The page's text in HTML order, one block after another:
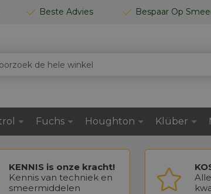
Beste Advies Bespaar Op
Fuchs Houghton Klüber
KENNIS is onze kracht!
Kennis van techniek en
smeermiddelen